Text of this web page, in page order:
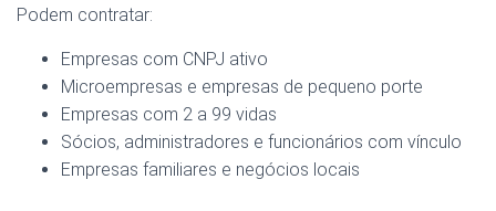
Podem contratar:
Empresas com CNPJ ativo
Microempresas e empresas de pequeno porte
Empresas com 2 a 99 vidas
Sócios, administradores e funcionários com vínculo
Empresas familiares e negócios locais